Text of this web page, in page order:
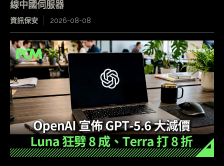
線中國伺服器
資訊保安 2026-08-08